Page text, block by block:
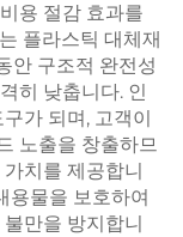
용 절감 효과를
플라스틱 대체재
안 구조적 완전성
히 낮춥니다. 인
가 되며, 고객이
노출을 창출하므
치를 제공합니
용물을 보호하여
만을 방지합니